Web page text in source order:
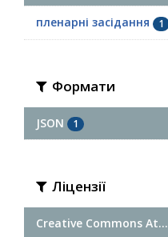
пленарні засідання 1
Формати
JSON 1
Ліцензії
Creative Commons At...